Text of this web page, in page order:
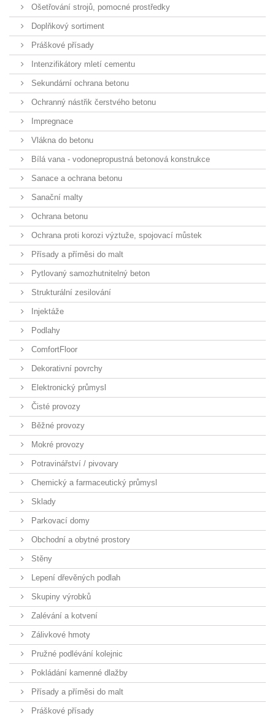
Ošetřování strojů, pomocné prostředky
Doplňkový sortiment
Práškové přísady
Intenzifikátory mletí cementu
Sekundární ochrana betonu
Ochranný nástřik čerstvého betonu
Impregnace
Vlákna do betonu
Bílá vana - vodonepropustná betonová konstrukce
Sanace a ochrana betonu
Sanační malty
Ochrana betonu
Ochrana proti korozi výztuže, spojovací můstek
Přísady a příměsi do malt
Pytlovaný samozhutnitelný beton
Strukturální zesilování
Injektáže
Podlahy
ComfortFloor
Dekorativní povrchy
Elektronický průmysl
Čisté provozy
Běžné provozy
Mokré provozy
Potravinářství / pivovary
Chemický a farmaceutický průmysl
Sklady
Parkovací domy
Obchodní a obytné prostory
Stěny
Lepení dřevěných podlah
Skupiny výrobků
Zalévání a kotvení
Zálivkové hmoty
Pružné podlévání kolejnic
Pokládání kamenné dlažby
Přísady a příměsi do malt
Práškové přísady